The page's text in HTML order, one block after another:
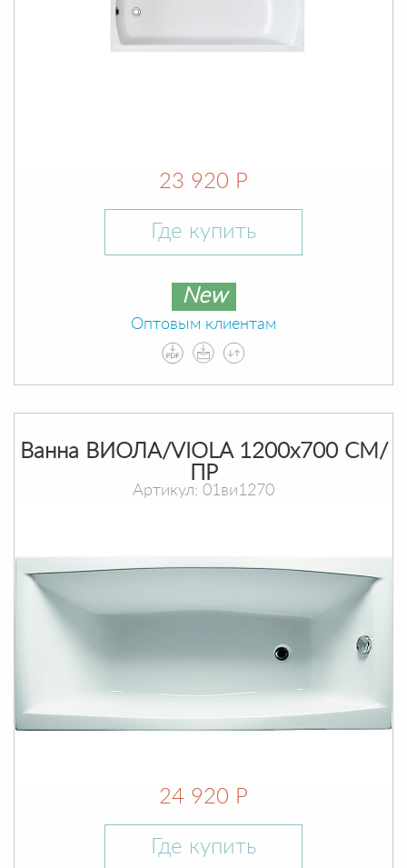
23 920 Р
Где купить
New
Оптовым клиентам
Ванна ВИОЛА/VIOLA 1200х700 СМ/
ПР
Артикул: 01ви1270
24 920 Р
Где купить